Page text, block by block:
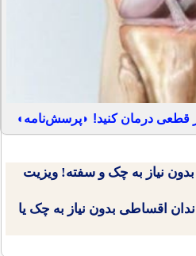
قطعی درمان کنید! ◗پرسش‌نامه◖
نیاز به چک و سفته! ویزیت
اقساطی بدون نیاز به چک یا